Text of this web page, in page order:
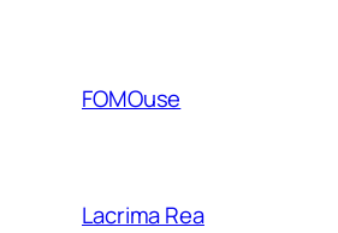
FOMOuse
Lacrima Rea